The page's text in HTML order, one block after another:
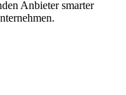
Anbieter smarter